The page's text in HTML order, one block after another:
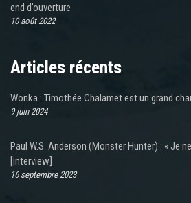
end d’ouverture
10 août 2022
Articles récents
Wonka : Timothée Chalamet est un grand
9 juin 2024
Paul W.S. Anderson (Monster Hunter) : « Je
[interview]
16 septembre 2023